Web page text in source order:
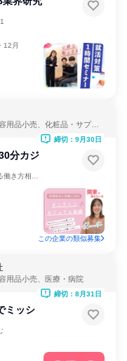
12月
用品小売、化粧品・サプリ
分カジ
締切：9月30日
この企業の類似募集
用品小売、医療・病院
ミッシ
締切：8月31日